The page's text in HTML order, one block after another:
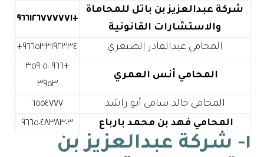
شركة عبدالعزيز بن باتل للمحاماة
والاستشارات القانونية
+٩٦٦١٢٦٧٧٧٧٧١
المحامي عبدالقادر الصيعري
المحامي أنس العمري
+٩٦٦ ٥٠ ٣٥٩
٣٩٥٣
المحامي خالد سامي أبو راشد
٦٥٥٤٧٧٧
المحامي فهد بن محمد بارباع
٩٦٦٥٠٤٨٣٨٣٠٣
١- شركة عبدالعزيز بن